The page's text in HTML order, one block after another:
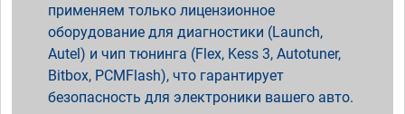
применяем только лицензионное
оборудование для диагностики (Launch,
Autel) и чип тюнинга (Flex, Kess 3, Autotuner,
Bitbox, PCMFlash), что гарантирует
безопасность для электроники вашего авто.